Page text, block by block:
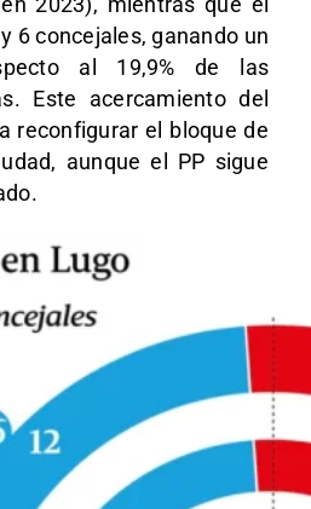
6 concejales, ganando un
al 19,9% de las
Este acercamiento del
reconfigurar el bloque de
aunque el PP sigue